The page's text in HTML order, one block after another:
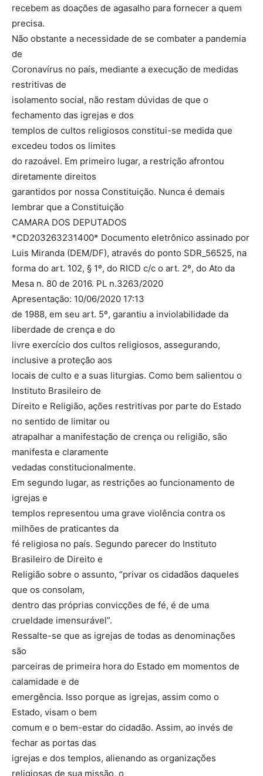
recebem as doações de agasalho para fornecer a quem
precisa.
Não obstante a necessidade de se combater a pandemia
de
Coronavírus no país, mediante a execução de medidas
restritivas de
isolamento social, não restam dúvidas de que o
fechamento das igrejas e dos
templos de cultos religiosos constitui-se medida que
excedeu todos os limites
do razoável. Em primeiro lugar, a restrição afrontou
diretamente direitos
garantidos por nossa Constituição. Nunca é demais
lembrar que a Constituição
CAMARA DOS DEPUTADOS
*CD203263231400* Documento eletrônico assinado por
Luis Miranda (DEM/DF), através do ponto SDR_56525, na
forma do art. 102, § 1º, do RICD c/c o art. 2º, do Ato da
Mesa n. 80 de 2016. PL n.3263/2020
Apresentação: 10/06/2020 17:13
de 1988, em seu art. 5º, garantiu a inviolabilidade da
liberdade de crença e do
livre exercício dos cultos religiosos, assegurando,
inclusive a proteção aos
locais de culto e a suas liturgias. Como bem salientou o
Instituto Brasileiro de
Direito e Religião, ações restritivas por parte do Estado
no sentido de limitar ou
atrapalhar a manifestação de crença ou religião, são
manifesta e claramente
vedadas constitucionalmente.
Em segundo lugar, as restrições ao funcionamento de
igrejas e
templos representou uma grave violência contra os
milhões de praticantes da
fé religiosa no país. Segundo parecer do Instituto
Brasileiro de Direito e
Religião sobre o assunto, “privar os cidadãos daqueles
que os consolam,
dentro das próprias convicções de fé, é de uma
crueldade imensurável”.
Ressalte-se que as igrejas de todas as denominações
são
parceiras de primeira hora do Estado em momentos de
calamidade e de
emergência. Isso porque as igrejas, assim como o
Estado, visam o bem
comum e o bem-estar do cidadão. Assim, ao invés de
fechar as portas das
igrejas e dos templos, alienando as organizações
religiosas de sua missão, o